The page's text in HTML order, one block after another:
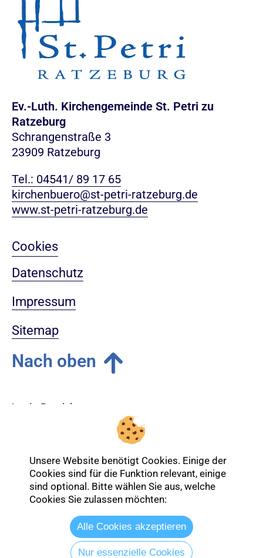
Ev.-Luth. Kirchengemeinde St. Petri zu
Ratzeburg
Schrangenstraße 3
23909 Ratzeburg
Tel.: 04541/ 89 17 65
kirchenbuero@st-petri-ratzeburg.de
www.st-petri-ratzeburg.de
Cookies
Datenschutz
Impressum
Sitemap
Nach oben
Login-Bereich
Unsere Website benötigt Cookies. Einige der
Cookies sind für die Funktion relevant, einige
sind optional. Bitte wählen Sie aus, welche
Cookies Sie zulassen möchten:
Alle Cookies akzeptieren
Nur essenzielle Cookies